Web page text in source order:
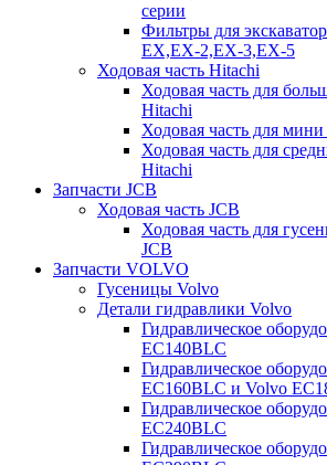
серии
Фильтры для
EX,EX-2,EX-3,EX-5
Ходовая часть Hitachi
Ходовая часть для
Hitachi
Ходовая часть для
Ходовая часть для
Hitachi
Запчасти JCB
Ходовая часть JCB
Ходовая часть для
JCB
Запчасти VOLVO
Гусеницы Volvo
Детали гидравлики Volvo
Гидравлическое
EC140BLC
Гидравлическое
EC160BLC и Volvo
Гидравлическое
EC240BLC
Гидравлическое